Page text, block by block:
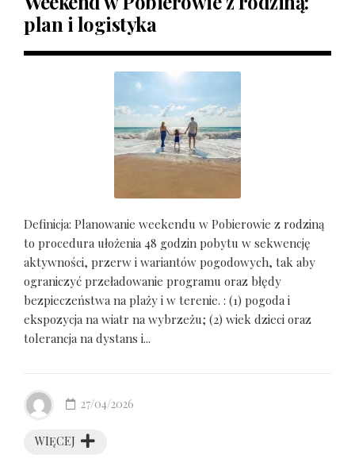
plan i logistyka
Definicja: Planowanie weekendu w Pobierowie z rodziną
to procedura ułożenia 48 godzin pobytu w sekwencję
aktywności, przerw i wariantów pogodowych, tak aby
ograniczyć przeładowanie programu oraz błędy
bezpieczeństwa na plaży i w terenie. : (1) pogoda i
ekspozycja na wiatr na wybrzeżu; (2) wiek dzieci oraz
tolerancja na dystans i...
WIĘCEJ
27/04/2026